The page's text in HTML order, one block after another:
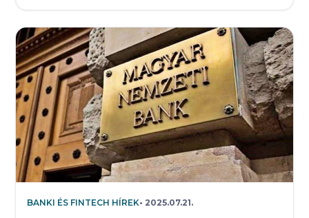
BANKI ÉS FINTECH HÍREK 2025.07.21.